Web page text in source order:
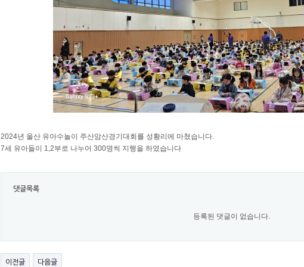
2024년 울산 유아수놀이 주산암산경기대회를 성황리에 마쳤습니다.
7세 유아들이 1,2부로 나누어 300명씩 지행을 하였습니다
댓글목록
등록된 댓글이 없습니다.
이전글 다음글